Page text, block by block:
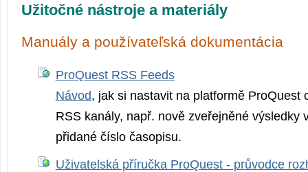
Užitočné nástroje a materiály
Manuály a používateľská dokumentácia
ProQuest RSS Feeds
Návod, jak si nastavit na platformě ProQuest
RSS kanály, např. nově zveřejněné výsledky
přidané číslo časopisu.
Uživatelská příručka ProQuest - průvodce